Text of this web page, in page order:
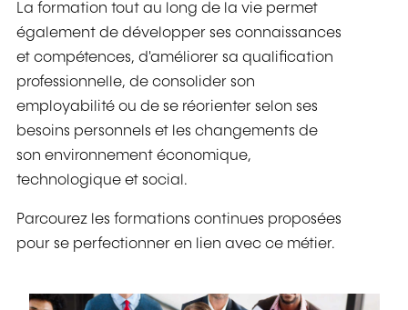
La formation tout au long de la vie permet
également de développer ses connaissances
et compétences, d'améliorer sa qualification
professionnelle, de consolider son
employabilité ou de se réorienter selon ses
besoins personnels et les changements de
son environnement économique,
technologique et social.
Parcourez les formations continues proposées
pour se perfectionner en lien avec ce métier.